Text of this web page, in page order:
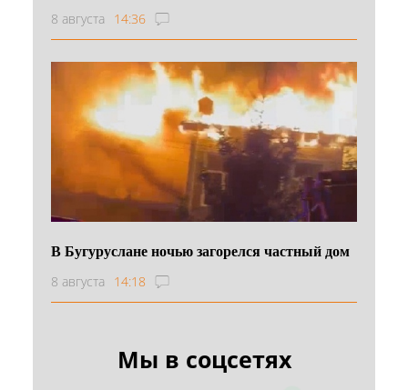
8 августа 14:36
В Бугуруслане ночью загорелся частный дом
8 августа 14:18
Мы в соцсетях